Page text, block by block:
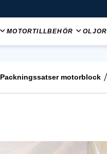
MOTORTILLBEHÖR OLJOR
Packningssatser motorblock